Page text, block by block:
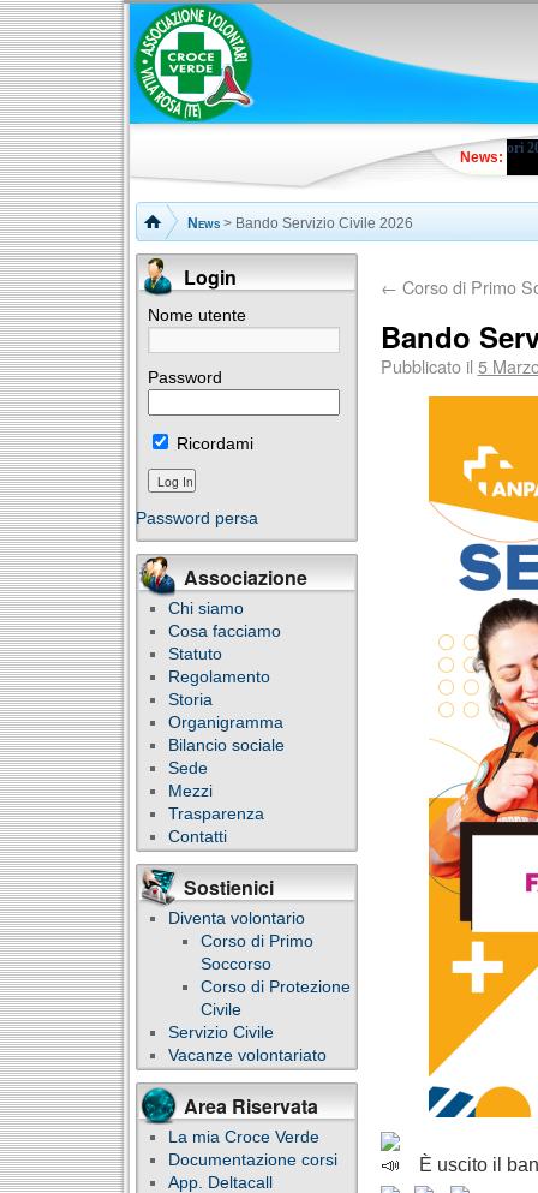
News:
News> Bando Servizio Civile 2026
Login
Nome utente
Password
Ricordami
Password persa
Associazione
Chi siamo
Cosa facciamo
Statuto
Regolamento
Storia
Organigramma
Bilancio sociale
Sede
Mezzi
Trasparenza
Contatti
Sostienici
Diventa volontario
Corso di Primo
Soccorso
Corso di Protezione
Civile
Servizio Civile
Vacanze volontariato
Area Riservata
La mia Croce Verde
Documentazione corsi
App. Deltacall
← Corso di Primo
Bando
Pubblicato il 5
È uscito il